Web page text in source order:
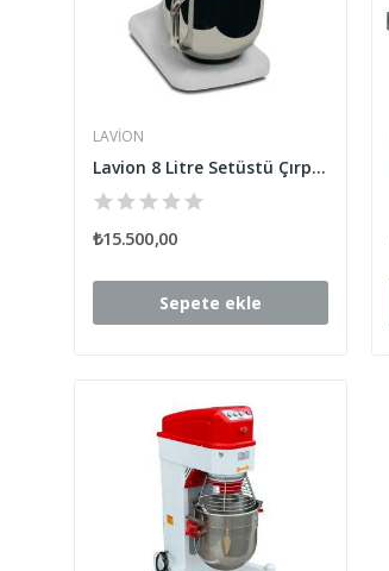
LAVION
Lavion 8 Litre Setüstü Çırpıcı Mikser
₺15.500,00
Sepete ekle